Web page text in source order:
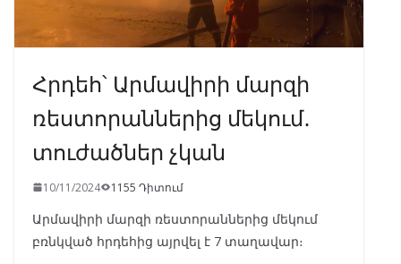
Հրդեհ՝ Արմավիրի մարզի
ռեստորաններից մեկում․
տուժածներ չկան
10/11/2024 1155 Դիտում
Արմավիրի մարզի ռեստորաններից մեկում
բռնկված հրդեհից այրվել է 7 տաղավար։